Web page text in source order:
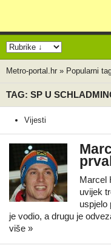
Metro-portal.hr » Popularni
TAG: SP U
Vijesti
Marcel
uvijek
uspjelo
je vodio, a drugu je
više »